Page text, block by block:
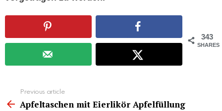
343
SHARES
more
Previous article
Apfeltaschen mit Eierlikör Apfelfüllung